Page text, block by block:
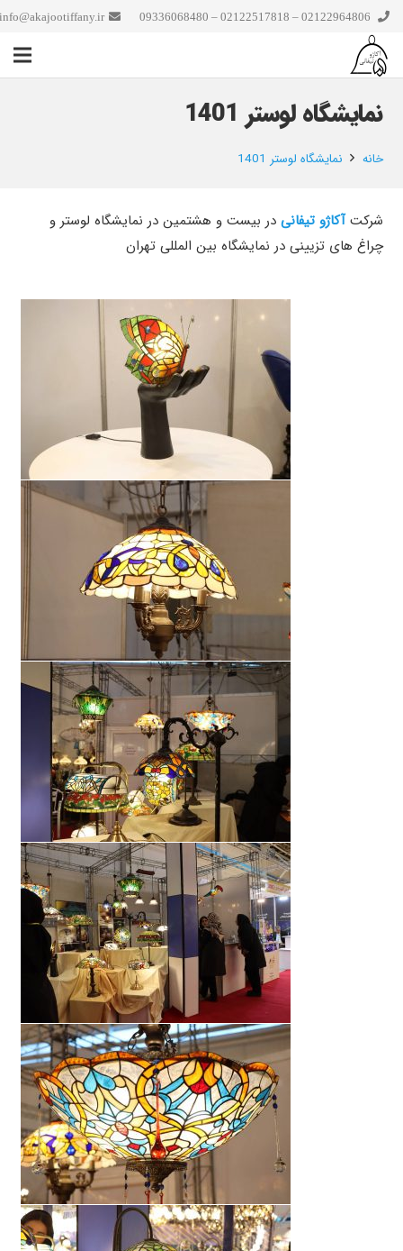
نمایشگاه لوستر 1401
خانه نمایشگاه لوستر 1401
شرکتآکاژو تیفانی در بیست و هشتمین در نمایشگاه لوستر و
چراغ های تزیینی در نمایشگاه بین المللی تهران